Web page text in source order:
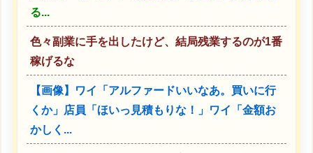
る...
色々副業に手を出したけど、結局残業するのが1番
稼げるな
【画像】ワイ「アルファードいいなあ。買いに行
くか」店員「ほいっ見積もりな！」ワイ「金額お
かしく...